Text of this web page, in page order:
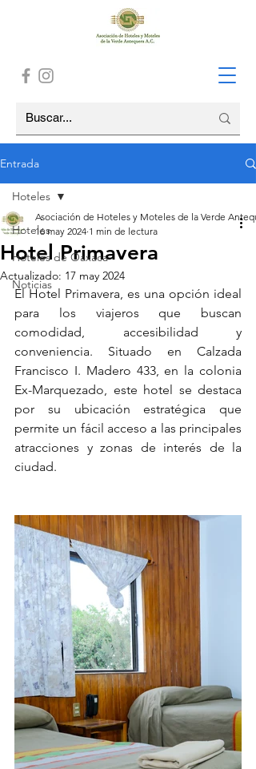
Entrada
Hoteles
Hoteles de Oaxaca
Noticias
Hoteles
Hotel Primavera
Asociación de Hoteles y Moteles de la Verde
16 may 2024 1 min de lectura
Actualizado: 17 may 2024
El Hotel Primavera, es una opción ideal
para los viajeros que buscan
comodidad, accesibilidad y
conveniencia. Situado en Calzada
Francisco I. Madero 433, en la colonia
Ex-Marquezado, este hotel se destaca
por su ubicación estratégica que
permite un fácil acceso a las principales
atracciones y zonas de interés de la
ciudad.